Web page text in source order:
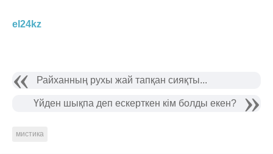
el24kz
Райханның рухы жай тапқан сияқты...
Үйден шықпа деп ескерткен кім болды екен?
мистика